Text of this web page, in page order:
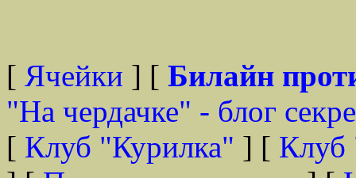
[ Ячейки ] [ Билайн
"На чердачке" - блог
[ Клуб "Курилка" ] [ Клуб